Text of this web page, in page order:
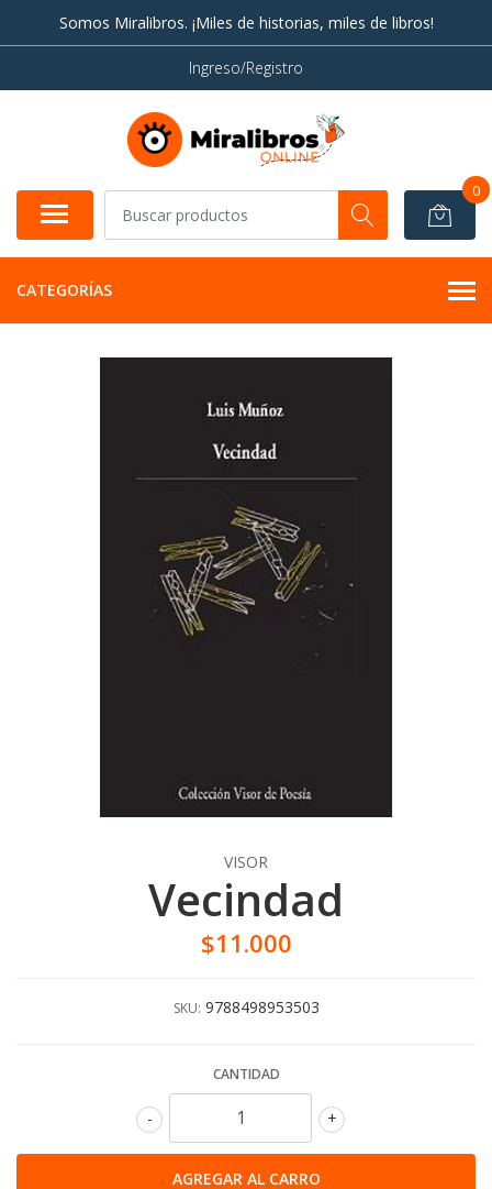
Somos Miralibros. ¡Miles de historias, miles de libros!
Ingreso/Registro
0
CATEGORÍAS
VISOR
Vecindad
$11.000
SKU: 9788498953503
CANTIDAD
+
-